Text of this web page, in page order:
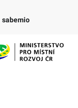
sabemio